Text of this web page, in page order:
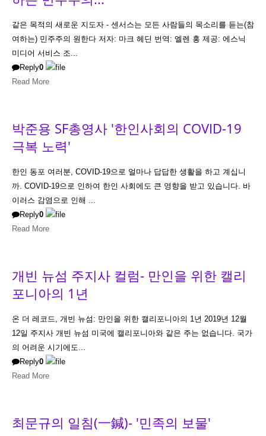
같은 목적의 새로운 지도자 - 센서스는 모든 사람들의 목소리를 듣는(참
여하는) 민주주의 원한다 저자: 마크 헤딘 번역: 엘렌 홍 제공: 에스닉
미디어 서비스 조...
Reply0
Read More
박준용 SF총영사 '한인사회의 COVID-19
극복 노력'
한인 동포 여러분, COVID-19으로 얼마나 답답한 생활을 하고 계십니
까. COVID-19으로 인하여 한인 사회에도 큰 영향을 받고 있습니다. 바
이러스 감염으로 인해 ...
Reply0
Read More
개빈 뉴섬 주지사 컬럼- 만인을 위한 캘리
포니아의 1년
온 더 레코드, 개빈 뉴섬: 만인을 위한 캘리포니아의 1년 2019년 12월
12일 주지사 개빈 뉴섬 미국에 캘리포니아와 같은 주는 없습니다. 국가
의 어려운 시기에도...
Reply0
Read More
최문규의 일침(一鍼)- '민족의 보물'